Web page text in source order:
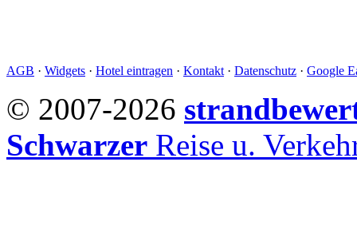
AGB · Widgets · Hotel eintragen · Kontakt · Datenschutz · Google
© 2007-2026
Schwarzer Reise u.